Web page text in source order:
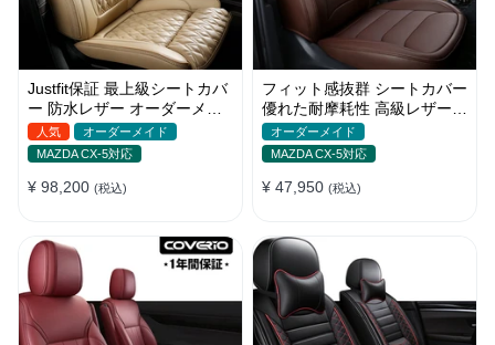
Justfit保証 最上級シートカバ
ー 防水レザー オーダーメイ
ド 6色 おしゃれ 全席セット
人気
オーダーメイド
MAZDA CX-5対応
¥ 98,200 (税込)
フィット感抜群 シートカバー
優れた耐摩耗性 高級レザー
オーダーメイド 防汚防水 お
しゃれ
オーダーメイド
MAZDA CX-5対応
¥ 47,950 (税込)